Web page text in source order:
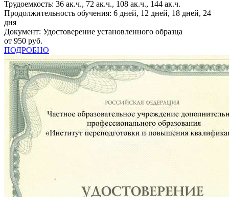
Трудоемкость: 36 ак.ч., 72 ак.ч., 108 ак.ч., 144 ак.ч.
Продолжительность обучения: 6 дней, 12 дней, 18 дней, 24
дня
Документ: Удостоверение установленного образца
от 950 руб.
ПОДРОБНО